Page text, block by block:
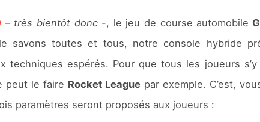
– très bientôt donc-, le jeu de course automobile
savons toutes et tous, notre console hybride
techniques espérés. Pour que tous les joueurs
peut le faire Rocket Leaguepar exemple. C’est,
paramètres seront proposés aux joueurs :